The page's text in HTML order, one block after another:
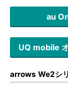
au
UQ mobile
arrows We2シ